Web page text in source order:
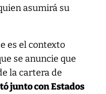
asumirá su
es el contexto
se anuncie que
la cartera de
junto con Estados